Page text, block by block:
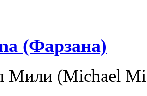
(Фарзана)
Мили (Michael